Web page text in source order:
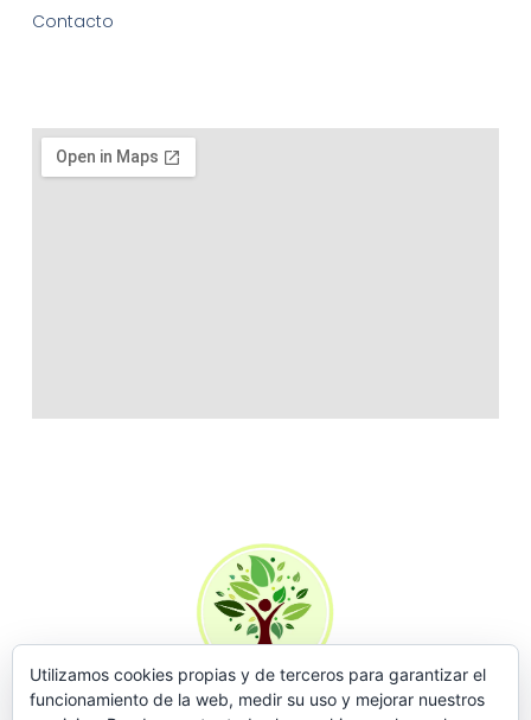
Contacto
Utilizamos cookies propias y de terceros para garantizar el
funcionamiento de la web, medir su uso y mejorar nuestros